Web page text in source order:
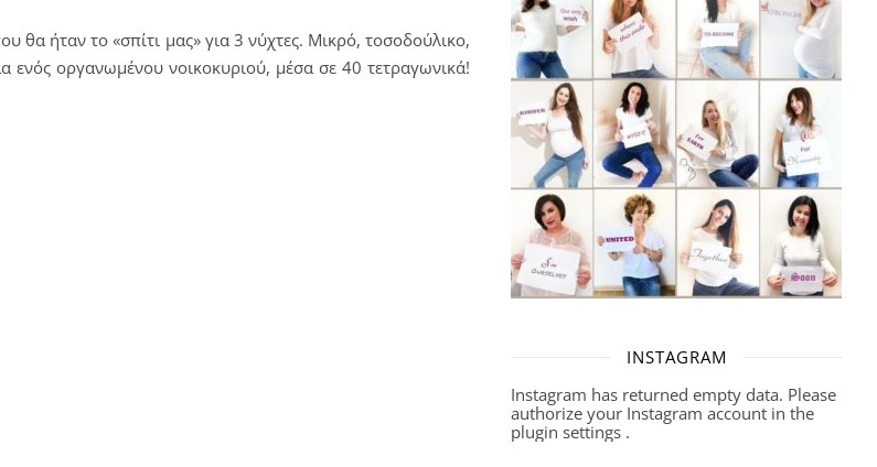
θα ήταν το «σπίτι μας» για 3 νύχτες. Μικρό, τοσοδούλικο,
ενός οργανωμένου νοικοκυριού, μέσα σε 40 τετραγωνικά!
INSTAGRAM
Instagram has returned empty data. Please
authorize your Instagram account in the
plugin settings .